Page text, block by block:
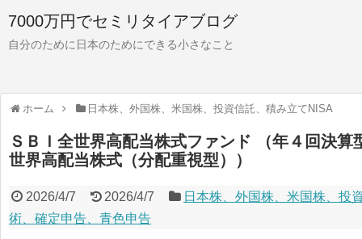
7000万円でセミリタイアブログ
自分のために日本のためにできる小さなこと
ホーム 日本株、外国株、米国株、投資信託、積み立てNISA
ＳＢＩ全世界高配当株式ファンド （年４回決
世界高配当株式（分配重視型））
2026/4/7 2026/4/7
日本株、外国株、米国株、投
術、確定申告、青色申告